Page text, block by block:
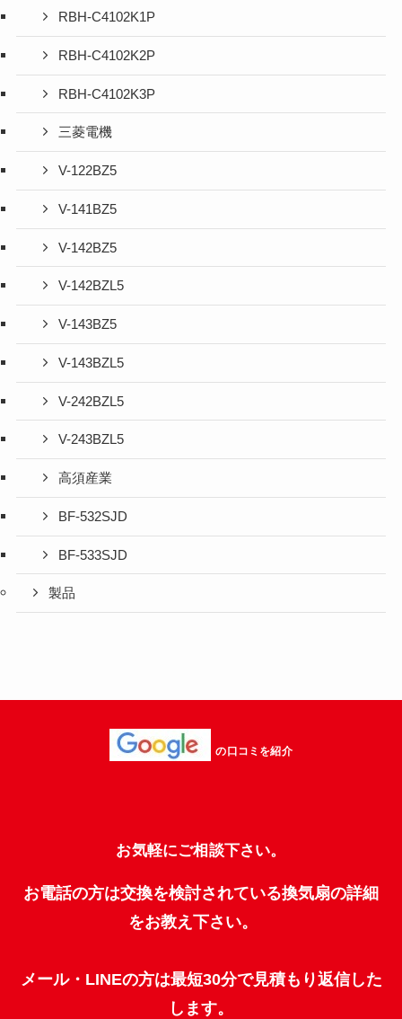
RBH-C4102K1P
RBH-C4102K2P
RBH-C4102K3P
三菱電機
V-122BZ5
V-141BZ5
V-142BZ5
V-142BZL5
V-143BZ5
V-143BZL5
V-242BZL5
V-243BZL5
高須産業
BF-532SJD
BF-533SJD
製品
の口コミを紹介
お気軽にご相談下さい。
お電話の方は交換を検討されている換気扇の詳細
をお教え下さい。
メール・LINEの方は最短30分で見積もり返信した
します。